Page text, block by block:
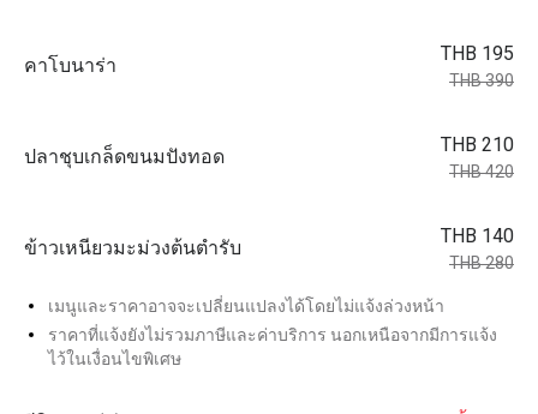
คาโบนาร่า
THB 195
THB 390
ปลาชุบเกล็ดขนมปังทอด
THB 210
THB 420
ข้าวเหนียวมะม่วงต้นตำรับ
THB 140
THB 280
เมนูและราคาอาจจะเปลี่ยนแปลงได้โดยไม่แจ้งล่วงหน้า
ราคาที่แจ้งยังไม่รวมภาษีและค่าบริการ นอกเหนือจากมีการแจ้ง
ไว้ในเงื่อนไขพิเศษ